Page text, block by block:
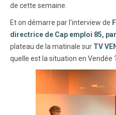
de cette semaine.
Et on démarre par l'interview de
directrice de Cap emploi 85,
plateau de la matinale sur TV
quelle est la situation en Vendée